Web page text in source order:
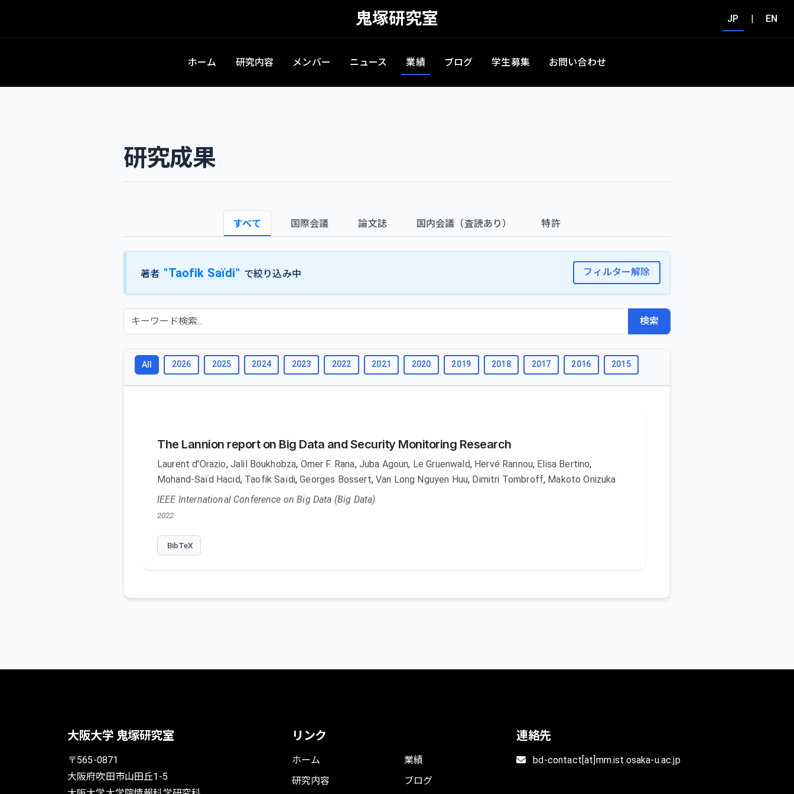
鬼塚研究室 JP | EN
ホーム 研究内容 メンバー ニュース 業績 ブログ 学生募集 お問い合わせ
研究成果
すべて 国際会議 論文誌 国内会議（査読あり） 特許
著者 "Taofik Saïdi" で絞り込み中 フィルター解除
検索
All 2026 2025 2024 2023 2022 2021 2020 2019 2018 2017 2016 2015
The Lannion report on Big Data and Security Monitoring Research
Laurent d'Orazio, Jalil Boukhobza, Omer F. Rana, Juba Agoun, Le Gruenwald, Hervé Rannou, Elisa Bertino,
Mohand-Saïd Hacid, Taofik Saïdi,Georges Bossert,Van Long Nguyen Huu, Dimitri Tombroff, Makoto Onizuka
IEEE International Conference on Big Data (Big Data)
2022
BibTeX
大阪大学 鬼塚研究室
〒565-0871
大阪府吹田市山田丘1-5
リンク
ホーム
研究内容
業績
ブログ
連絡先
bd-contact[at]mm.ist.osaka-u.ac.jp